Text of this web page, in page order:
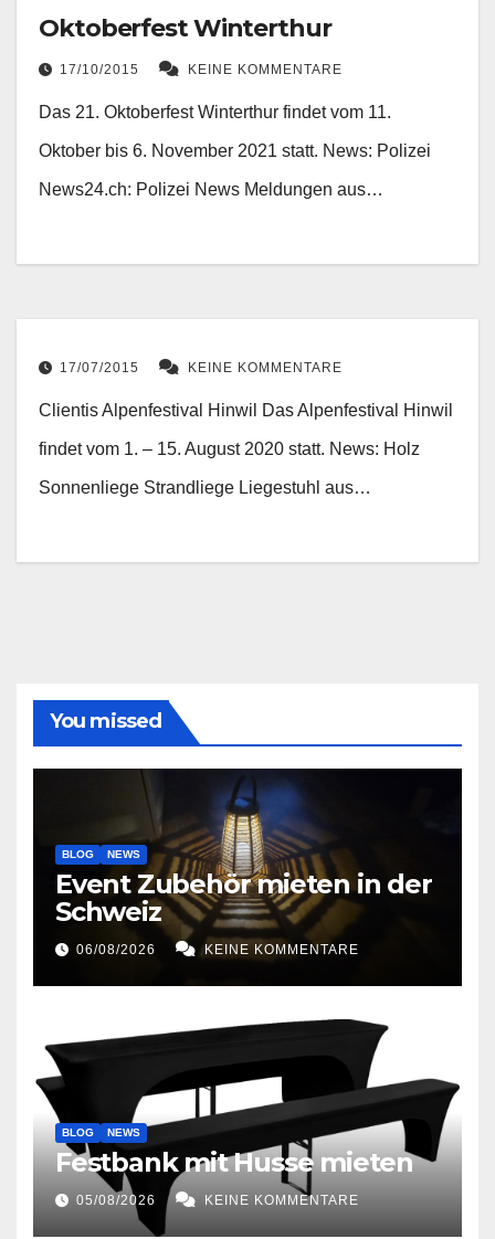
Oktoberfest Winterthur
17/10/2015 KEINE KOMMENTARE
Das 21. Oktoberfest Winterthur findet vom 11.
Oktober bis 6. November 2021 statt. News: Polizei
News24.ch: Polizei News Meldungen aus…
17/07/2015 KEINE KOMMENTARE
Clientis Alpenfestival Hinwil Das Alpenfestival Hinwil
findet vom 1. – 15. August 2020 statt. News: Holz
Sonnenliege Strandliege Liegestuhl aus…
You missed
BLOG NEWS
Event Zubehör mieten in der
Schweiz
06/08/2026 KEINE KOMMENTARE
BLOG NEWS
Festbank mit Husse mieten
05/08/2026 KEINE KOMMENTARE